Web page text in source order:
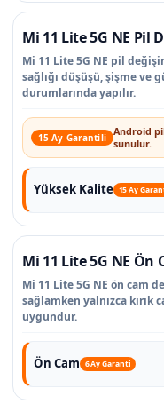
Mi 11 Lite 5G NE Pil
Mi 11 Lite 5G NE pil
sağlığı düşüşü, şişme ve
durumlarında yapılır.
15 Ay Garantili Android
sunulur.
Yüksek Kalite 15 Ay
Mi 11 Lite 5G NE Ön
Mi 11 Lite 5G NE ön cam
sağlamken yalnızca
uygundur.
Ön Cam 6 Ay Garanti